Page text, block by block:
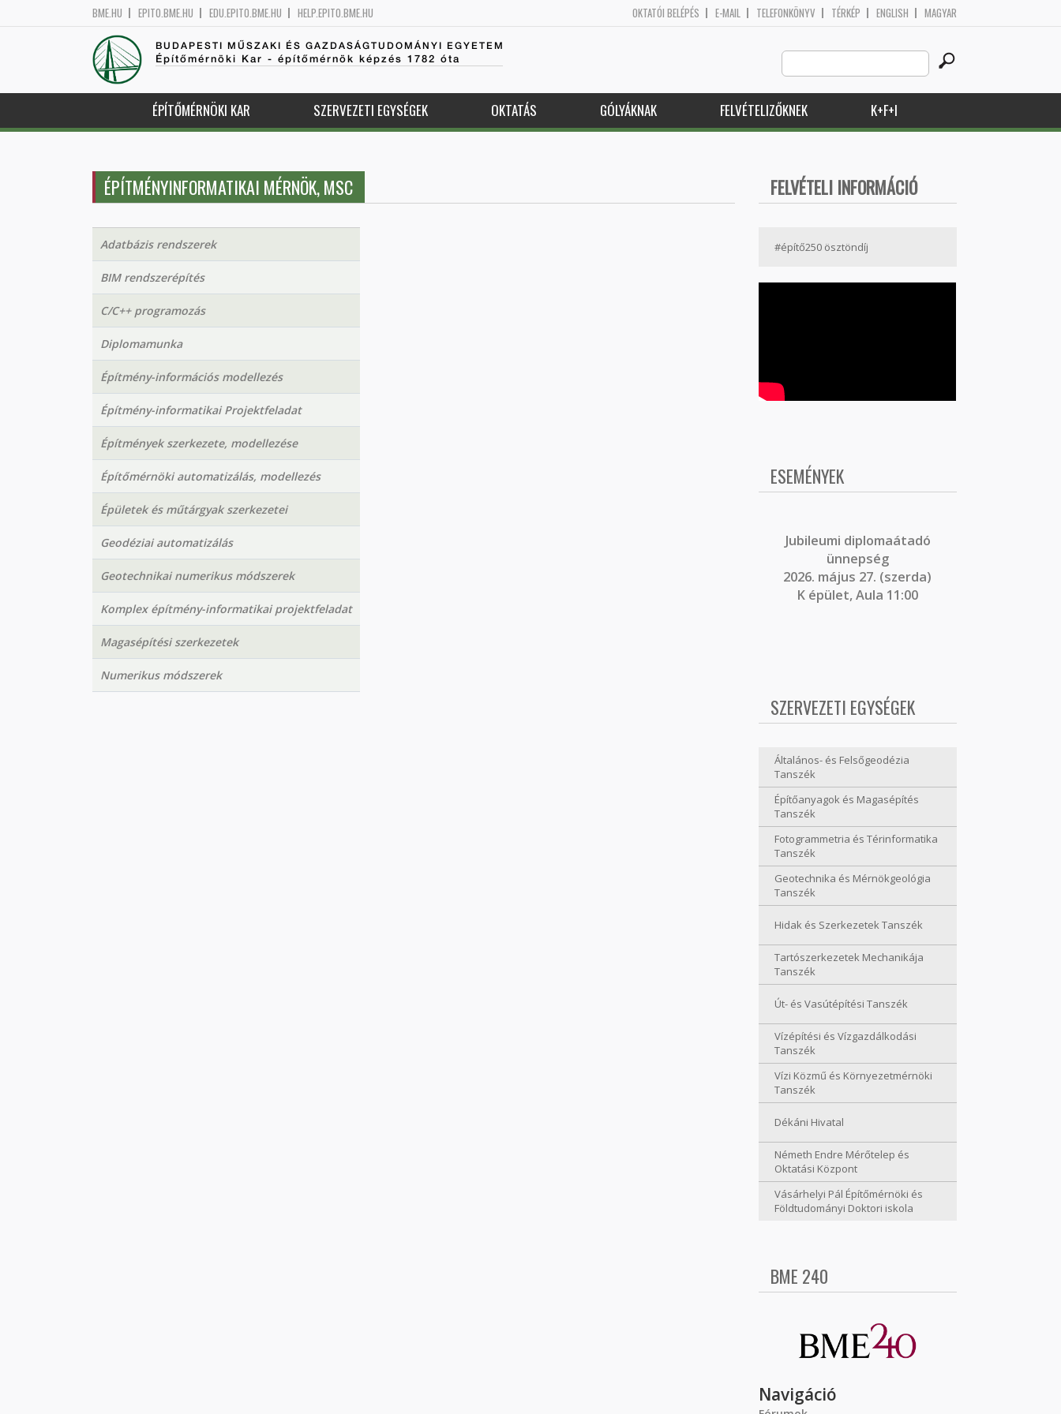
BME.HU EPITO.BME.HU EDU.EPITO.BME.HU HELP.EPITO.BME.HU OKTATÓI BELÉPÉS E-MAIL TELEFONKÖNYV TÉRKÉP ENGLISH MAGYAR
BUDAPESTI MŰSZAKI ÉS GAZDASÁGTUDOMÁNYI EGYETEM
Építőmérnöki Kar - építőmérnök képzés 1782 óta
Search
this
site
ÉPÍTŐMÉRNÖKI KAR SZERVEZETI EGYSÉGEK OKTATÁS GÓLYÁKNAK FELVÉTELIZŐKNEK K+F+I
ÉPÍTMÉNYINFORMATIKAI MÉRNÖK, MSC
Adatbázis rendszerek
BIM rendszerépítés
C/C++ programozás
Diplomamunka
Építmény-információs modellezés
Építmény-informatikai Projektfeladat
Építmények szerkezete, modellezése
Építőmérnöki automatizálás, modellezés
Épületek és műtárgyak szerkezetei
Geodéziai automatizálás
Geotechnikai numerikus módszerek
Komplex építmény-informatikai projektfeladat
Magasépítési szerkezetek
Numerikus módszerek
FELVÉTELI INFORMÁCIÓ
#építő250 ösztöndíj
ESEMÉNYEK
Jubileumi diplomaátadó
ünnepség
2026. május 27. (szerda)
K épület, Aula 11:00
SZERVEZETI EGYSÉGEK
Általános- és Felsőgeodézia
Tanszék
Építőanyagok és Magasépítés
Tanszék
Fotogrammetria és Térinformatika
Tanszék
Geotechnika és Mérnökgeológia
Tanszék
Hidak és Szerkezetek Tanszék
Tartószerkezetek Mechanikája
Tanszék
Út- és Vasútépítési Tanszék
Vízépítési és Vízgazdálkodási
Tanszék
Vízi Közmű és Környezetmérnöki
Tanszék
Dékáni Hivatal
Németh Endre Mérőtelep és
Oktatási Központ
Vásárhelyi Pál Építőmérnöki és
Földtudományi Doktori iskola
BME 240
Navigáció